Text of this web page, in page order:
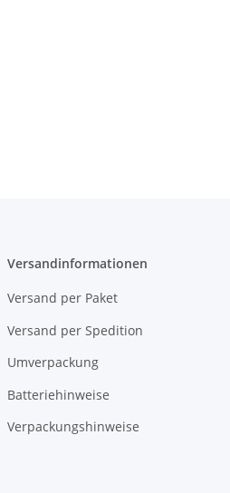
Versandinformationen
Versand per Paket
Versand per Spedition
Umverpackung
Batteriehinweise
Verpackungshinweise